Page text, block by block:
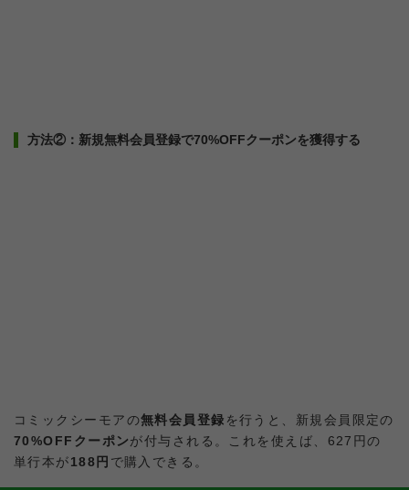
方法②：新規無料会員登録で70%OFFクーポンを獲得する
コミックシーモアの無料会員登録 を行うと、新規会員限定の
70%OFFクーポンが付与される。これを使えば、627円の
単行本が188円 で購入できる。